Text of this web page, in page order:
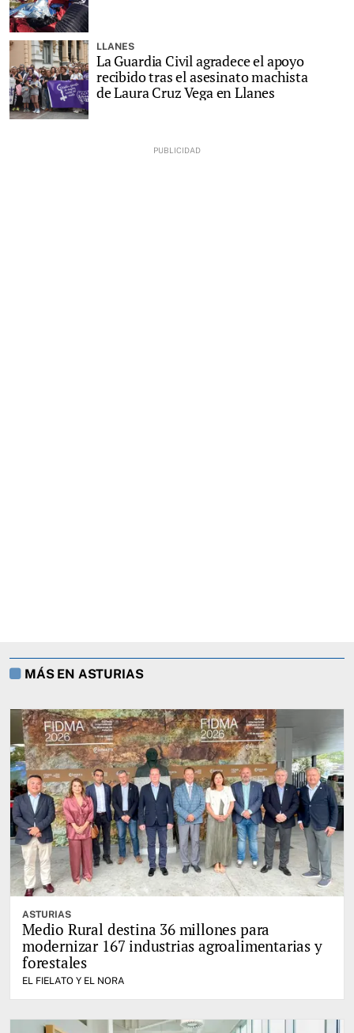
LLANES
La Guardia Civil agradece el apoyo
recibido tras el asesinato machista
de Laura Cruz Vega en Llanes
MÁS EN ASTURIAS
ASTURIAS
Medio Rural destina 36 millones para
modernizar 167 industrias agroalimentarias y
forestales
EL FIELATO Y EL NORA